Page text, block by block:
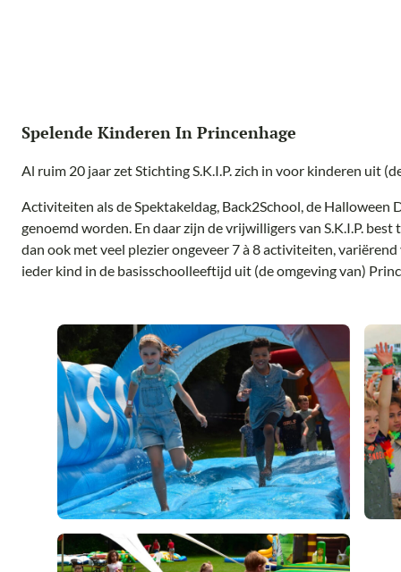
Spelende Kinderen In Princenhage
Al ruim 20 jaar zet Stichting S.K.I.P. zich in voor kinderen uit
Activiteiten als de Spektakeldag, Back2School, de Halloween
genoemd worden. En daar zijn de vrijwilligers van S.K.I.P.
dan ook met veel plezier ongeveer 7 à 8 activiteiten,
ieder kind in de basisschoolleeftijd uit (de omgeving van)